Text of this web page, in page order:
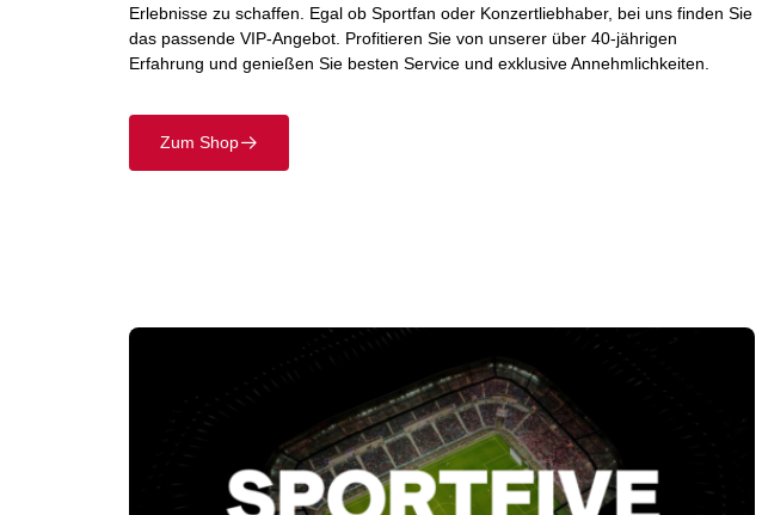
Erlebnisse zu schaffen. Egal ob Sportfan oder Konzertliebhaber, bei uns finden Sie
das passende VIP-Angebot. Profitieren Sie von unserer über 40-jährigen
Erfahrung und genießen Sie besten Service und exklusive Annehmlichkeiten.
Zum Shop􀄫